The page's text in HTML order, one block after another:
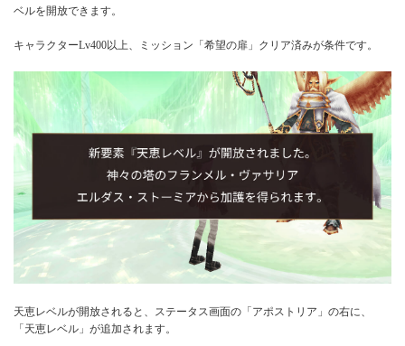
ベルを開放できます。
キャラクターLv400以上、ミッション「希望の扉」クリア済みが条件です。
天恵レベルが開放されると、ステータス画面の「アポストリア」の右に、
「天恵レベル」が追加されます。